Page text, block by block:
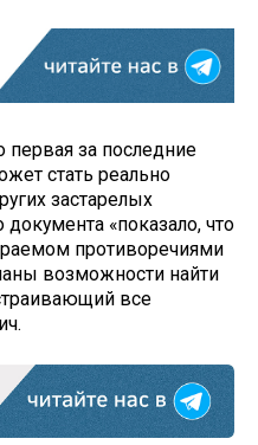
первая за последние
стать реально
застарелых
«показало, что
противоречиями
возможности найти
все